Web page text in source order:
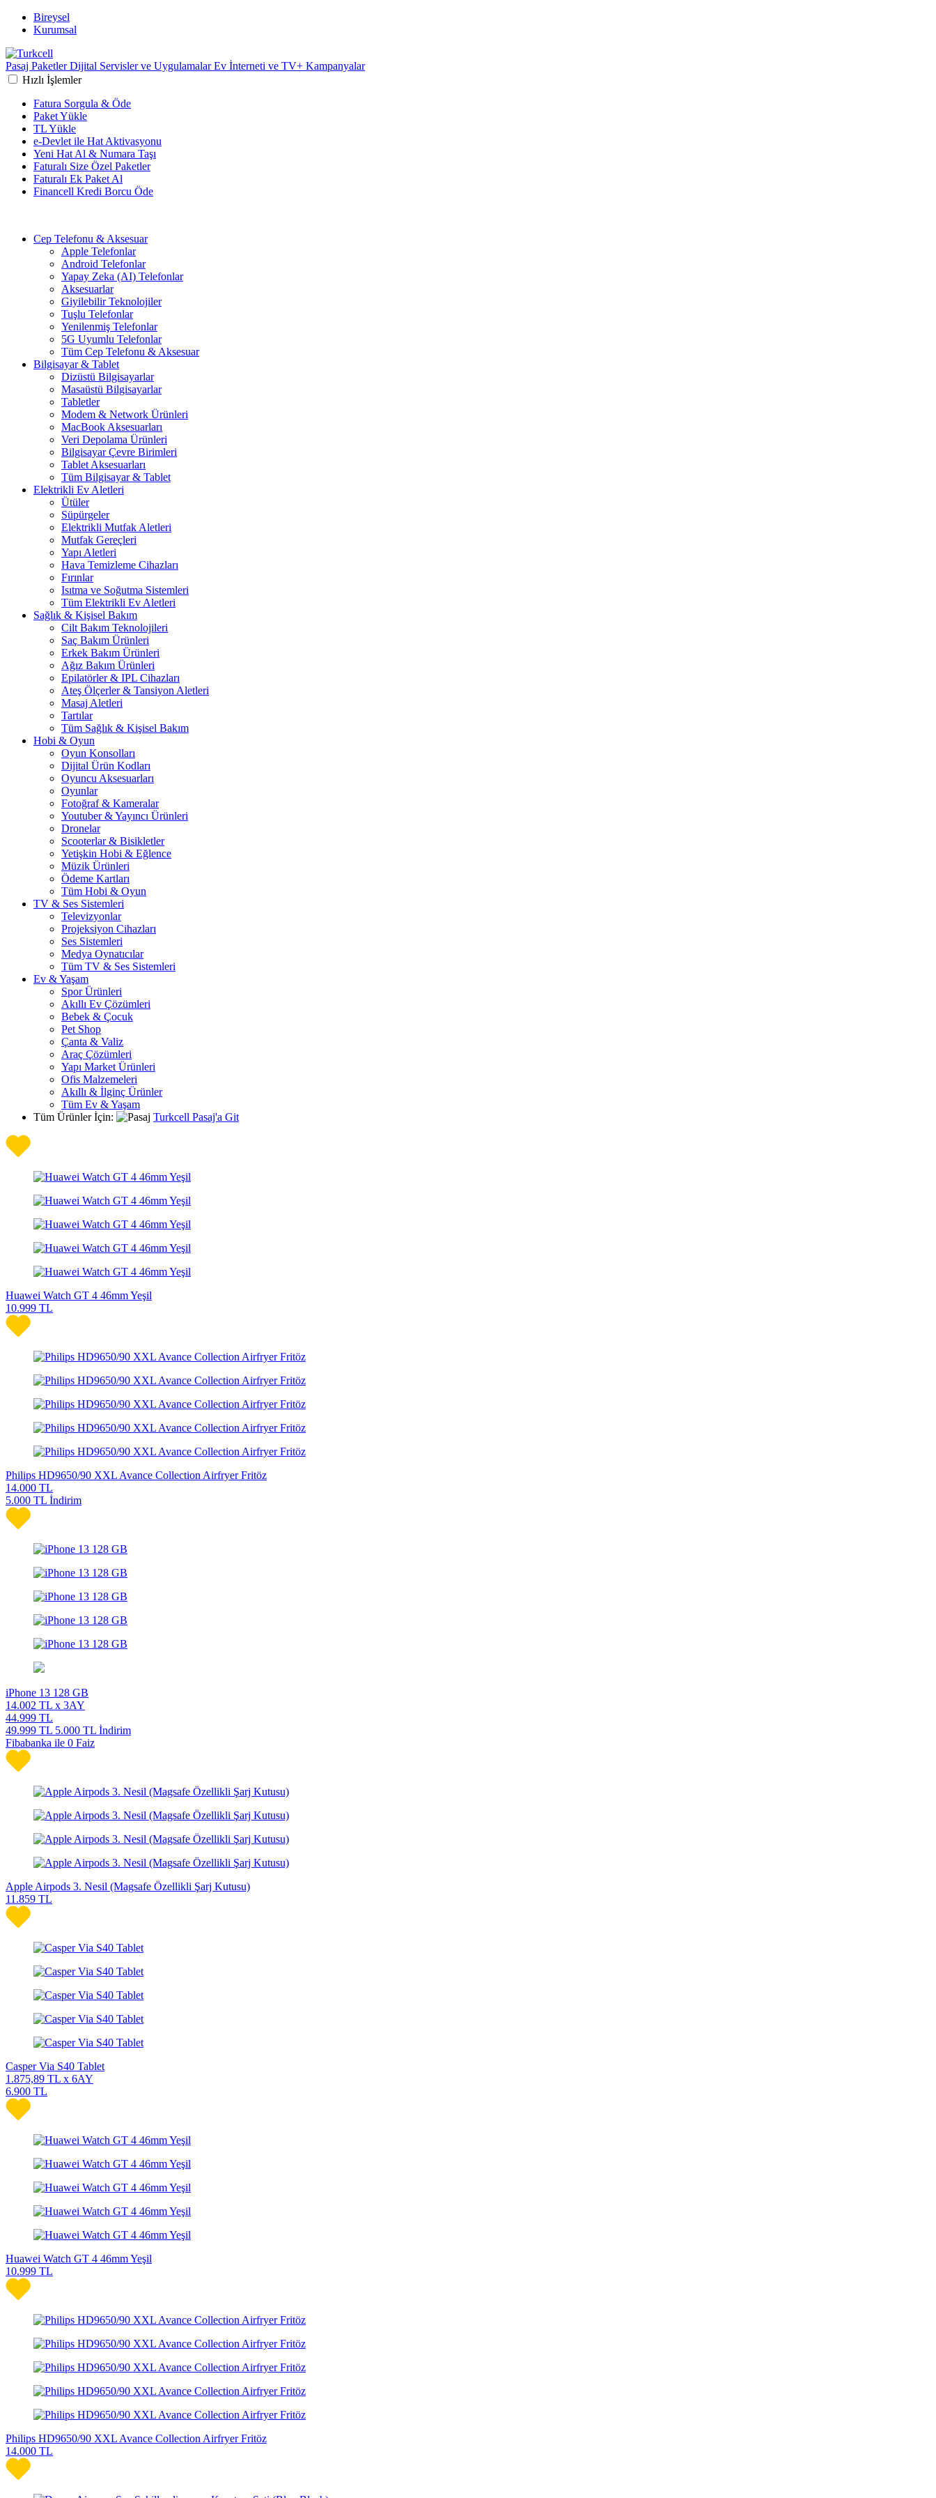
Bireysel
Kurumsal
Pasaj PaketlerDijital Servisler ve UygulamalarEv İnterneti ve TV+ Kampanyalar
Hızlı İşlemler
Fatura Sorgula & Öde
Paket Yükle
TL Yükle
e-Devlet ile Hat Aktivasyonu
Yeni Hat Al & Numara Taşı
Faturalı Size Özel Paketler
Faturalı Ek Paket Al
Financell Kredi Borcu Öde
Cep Telefonu & Aksesuar
Apple Telefonlar
Android Telefonlar
Yapay Zeka (AI) Telefonlar
Aksesuarlar
Giyilebilir Teknolojiler
Tuşlu Telefonlar
Yenilenmiş Telefonlar
5G Uyumlu Telefonlar
Tüm Cep Telefonu & Aksesuar
Bilgisayar & Tablet
Dizüstü Bilgisayarlar
Masaüstü Bilgisayarlar
Tabletler
Modem & Network Ürünleri
MacBook Aksesuarları
Veri Depolama Ürünleri
Bilgisayar Çevre Birimleri
Tablet Aksesuarları
Tüm Bilgisayar & Tablet
Elektrikli Ev Aletleri
Ütüler
Süpürgeler
Elektrikli Mutfak Aletleri
Mutfak Gereçleri
Yapı Aletleri
Hava Temizleme Cihazları
Fırınlar
Isıtma ve Soğutma Sistemleri
Tüm Elektrikli Ev Aletleri
Sağlık & Kişisel Bakım
Cilt Bakım Teknolojileri
Saç Bakım Ürünleri
Erkek Bakım Ürünleri
Ağız Bakım Ürünleri
Epilatörler & IPL Cihazları
Ateş Ölçerler & Tansiyon Aletleri
Masaj Aletleri
Tartılar
Tüm Sağlık & Kişisel Bakım
Hobi & Oyun
Oyun Konsolları
Dijital Ürün Kodları
Oyuncu Aksesuarları
Oyunlar
Fotoğraf & Kameralar
Youtuber & Yayıncı Ürünleri
Dronelar
Scooterlar & Bisikletler
Yetişkin Hobi & Eğlence
Müzik Ürünleri
Ödeme Kartları
Tüm Hobi & Oyun
TV & Ses Sistemleri
Televizyonlar
Projeksiyon Cihazları
Ses Sistemleri
Medya Oynatıcılar
Tüm TV & Ses Sistemleri
Ev & Yaşam
Spor Ürünleri
Akıllı Ev Çözümleri
Bebek & Çocuk
Pet Shop
Çanta & Valiz
Araç Çözümleri
Yapı Market Ürünleri
Ofis Malzemeleri
Akıllı & İlginç Ürünler
Tüm Ev & Yaşam
Tüm Ürünler İçin:
Turkcell Pasaj'a Git
Huawei Watch GT 4 46mm Yeşil
10.999 TL
Philips HD9650/90 XXL Avance Collection Airfryer Fritöz
14.000 TL
5.000 TL İndirim
iPhone 13 128 GB
14.002 TL x 3AY
44.999 TL
49.999 TL 5.000 TL İndirim
Fibabanka ile 0 Faiz
Apple Airpods 3. Nesil (Magsafe Özellikli Şarj Kutusu)
11.859 TL
Casper Via S40 Tablet
1.875,89 TL x 6AY
6.900 TL
Huawei Watch GT 4 46mm Yeşil
10.999 TL
Philips HD9650/90 XXL Avance Collection Airfryer Fritöz
14.000 TL